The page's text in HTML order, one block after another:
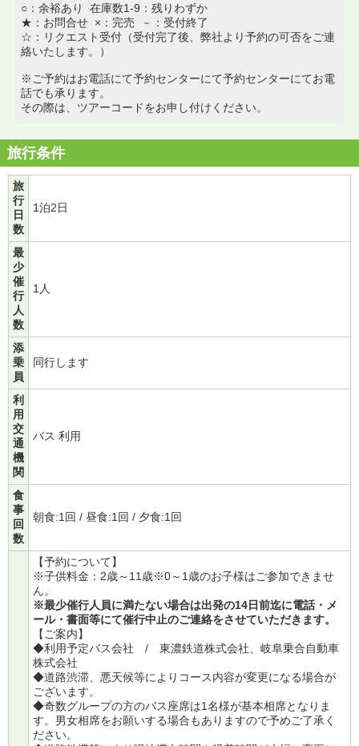
○：余裕あり 在庫数1-9：残りわずか
★：お問合せ ×：完売 －：受付終了
☆：リクエスト受付（受付完了後、弊社より予約の可否をご連
絡いたします。）
※ご予約はお電話にて予約センターにて予約センターにてお電
話でも承ります。
その際は、ツアーコードをお申し付けください。
旅行条件
旅
行
日
数
1泊2日
最
少
催
行
人
数
1人
添
乗
員
同行します
利
用
交
通
機
関
バス 利用
食
事
回
数
朝食:1回 / 昼食:1回 / 夕食:1回
【予約について】
※子供料金：2歳～11歳※0～1歳のお子様はご参加できませ
ん。
※最少催行人員に満たない場合は出発の14日前迄に電話・メ
ール・書面等にて催行中止のご連絡をさせていただきます。
【ご案内】
◆利用予定バス会社 / 東濃鉄道株式会社、岐阜乗合自動車
株式会社
◆道路渋滞、悪天候等によりコース内容が変更になる場合が
ございます。
◆奇数グループの方のバス座席は1名様が基本相席となりま
す。男女相席をお願いする場合もありますので予めご了承く
ださい。